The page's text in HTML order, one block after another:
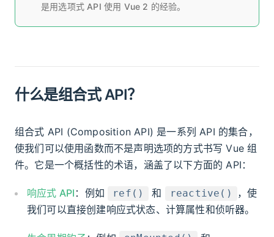
是用选项式 API 使用 Vue 2 的经验。
什么是组合式 API？
组合式 API (Composition API) 是一系列 API 的集合，
使我们可以使用函数而不是声明选项的方式书写 Vue 组
件。它是一个概括性的术语，涵盖了以下方面的 API：
响应式 API ：例如 ref() 和 reactive()
，使
我们可以直接创建响应式状态、计算属性和侦听器。